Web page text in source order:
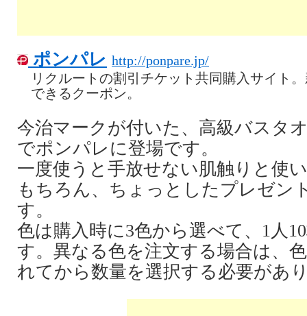
ポンパレ http://ponpare.jp/
リクルートの割引チケット共同購入サイト
できるクーポン。
今治マークが付いた、高級バスタ
でポンパレに登場です。
一度使うと手放せない肌触りと使
もちろん、ちょっとしたプレゼン
す。
色は購入時に3色から選べて、1人
す。異なる色を注文する場合は、
れてから数量を選択する必要があ